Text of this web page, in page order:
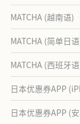
MATCHA (越南语)
MATCHA (简单日
MATCHA (西班牙
日本优惠券APP
日本优惠券APP (